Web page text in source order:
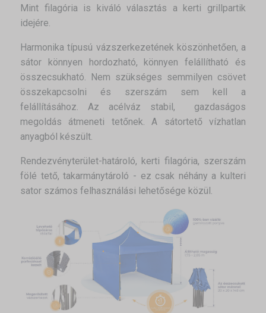
Mint filagória is kiváló választás a kerti grillpartik
idejére.
Harmonika típusú vázszerkezetének köszönhetően, a
sátor könnyen hordozható, könnyen felállítható és
összecsukható. Nem szükséges semmilyen csövet
összekapcsolni és szerszám sem kell a
felállításához. Az acélváz stabil, gazdaságos
megoldás átmeneti tetőnek. A sátortető vízhatlan
anyagból készült.
Rendezvényterület-határoló, kerti filagória, szerszám
fölé tető, takarmánytároló - ez csak néhány a kulteri
sator számos felhasználási lehetősége közül.